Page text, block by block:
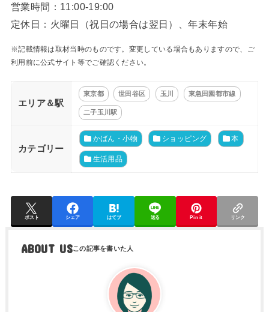
営業時間：11:00-19:00
定休日：火曜日（祝日の場合は翌日）、年末年始
※記載情報は取材当時のものです。変更している場合もありますので、ご
利用前に公式サイト等でご確認ください。
エリア＆駅
東京都 世田谷区 玉川 東急田園都市線
二子玉川駅
カテゴリー
かばん・小物 ショッピング 本
生活用品
ポスト シェア はてブ 送る Pin it リンク
ABOUT US